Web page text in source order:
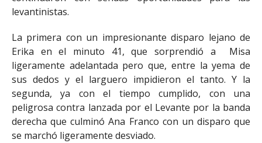
levantinistas.
La primera con un impresionante disparo lejano de
Erika en el minuto 41, que sorprendió a Misa
ligeramente adelantada pero que, entre la yema de
sus dedos y el larguero impidieron el tanto. Y la
segunda, ya con el tiempo cumplido, con una
peligrosa contra lanzada por el Levante por la banda
derecha que culminó Ana Franco con un disparo que
se marchó ligeramente desviado.